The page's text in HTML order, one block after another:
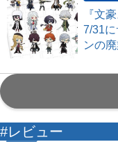
『文
7/31
ンの
#レビュー